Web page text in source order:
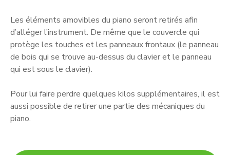
Les éléments amovibles du piano seront retirés afin
d’alléger l’instrument. De même que le couvercle qui
protège les touches et les panneaux frontaux (le panneau
de bois qui se trouve au-dessus du clavier et le panneau
qui est sous le clavier).
Pour lui faire perdre quelques kilos supplémentaires, il est
aussi possible de retirer une partie des mécaniques du
piano.